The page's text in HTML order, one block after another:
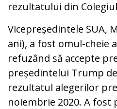
rezultatului din
Vicepreședintele SUA,
ani), a fost omul-cheie
refuzând să accepte
președintelui Trump
rezultatul alegerilor
noiembrie 2020. A